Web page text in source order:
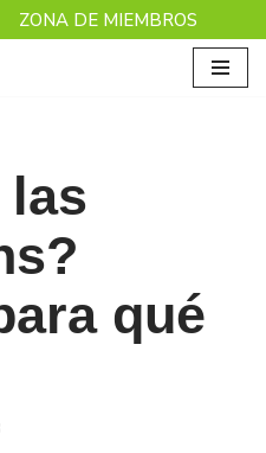
ZONA DE MIEMBROS
las
qué